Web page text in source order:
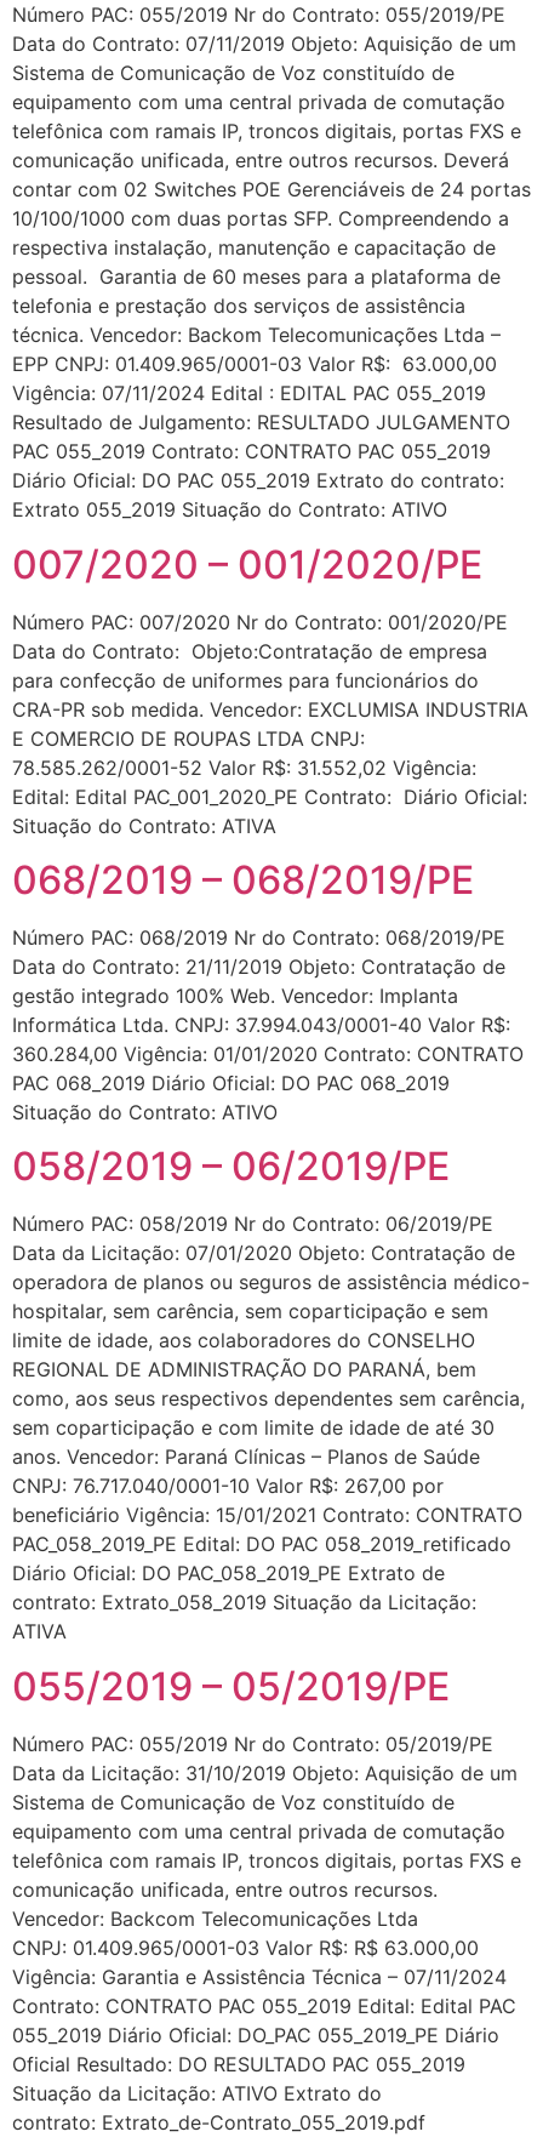
Número PAC: 055/2019 Nr do Contrato: 055/2019/PE
Data do Contrato: 07/11/2019 Objeto: Aquisição de um
Sistema de Comunicação de Voz constituído de
equipamento com uma central privada de comutação
telefônica com ramais IP, troncos digitais, portas FXS e
comunicação unificada, entre outros recursos. Deverá
contar com 02 Switches POE Gerenciáveis de 24 portas
10/100/1000 com duas portas SFP. Compreendendo a
respectiva instalação, manutenção e capacitação de
pessoal. Garantia de 60 meses para a plataforma de
telefonia e prestação dos serviços de assistência
técnica. Vencedor: Backom Telecomunicações Ltda –
EPP CNPJ: 01.409.965/0001-03 Valor R$: 63.000,00
Vigência: 07/11/2024 Edital : EDITAL PAC 055_2019
Resultado de Julgamento: RESULTADO JULGAMENTO
PAC 055_2019 Contrato: CONTRATO PAC 055_2019
Diário Oficial: DO PAC 055_2019 Extrato do contrato:
Extrato 055_2019 Situação do Contrato: ATIVO
007/2020 – 001/2020/PE
Número PAC: 007/2020 Nr do Contrato: 001/2020/PE
Data do Contrato: Objeto:Contratação de empresa
para confecção de uniformes para funcionários do
CRA-PR sob medida. Vencedor: EXCLUMISA INDUSTRIA
E COMERCIO DE ROUPAS LTDA CNPJ:
78.585.262/0001-52 Valor R$: 31.552,02 Vigência:
Edital: Edital PAC_001_2020_PE Contrato: Diário Oficial:
Situação do Contrato: ATIVA
068/2019 – 068/2019/PE
Número PAC: 068/2019 Nr do Contrato: 068/2019/PE
Data do Contrato: 21/11/2019 Objeto: Contratação de
gestão integrado 100% Web. Vencedor: Implanta
Informática Ltda. CNPJ: 37.994.043/0001-40 Valor R$:
360.284,00 Vigência: 01/01/2020 Contrato: CONTRATO
PAC 068_2019 Diário Oficial: DO PAC 068_2019
Situação do Contrato: ATIVO
058/2019 – 06/2019/PE
Número PAC: 058/2019 Nr do Contrato: 06/2019/PE
Data da Licitação: 07/01/2020 Objeto: Contratação de
operadora de planos ou seguros de assistência médico-
hospitalar, sem carência, sem coparticipação e sem
limite de idade, aos colaboradores do CONSELHO
REGIONAL DE ADMINISTRAÇÃO DO PARANÁ, bem
como, aos seus respectivos dependentes sem carência,
sem coparticipação e com limite de idade de até 30
anos. Vencedor: Paraná Clínicas – Planos de Saúde
CNPJ: 76.717.040/0001-10 Valor R$: 267,00 por
beneficiário Vigência: 15/01/2021 Contrato: CONTRATO
PAC_058_2019_PE Edital: DO PAC 058_2019_retificado
Diário Oficial: DO PAC_058_2019_PE Extrato de
contrato: Extrato_058_2019 Situação da Licitação:
ATIVA
055/2019 – 05/2019/PE
Número PAC: 055/2019 Nr do Contrato: 05/2019/PE
Data da Licitação: 31/10/2019 Objeto: Aquisição de um
Sistema de Comunicação de Voz constituído de
equipamento com uma central privada de comutação
telefônica com ramais IP, troncos digitais, portas FXS e
comunicação unificada, entre outros recursos.
Vencedor: Backcom Telecomunicações Ltda
CNPJ: 01.409.965/0001-03 Valor R$: R$ 63.000,00
Vigência: Garantia e Assistência Técnica – 07/11/2024
Contrato: CONTRATO PAC 055_2019 Edital: Edital PAC
055_2019 Diário Oficial: DO_PAC 055_2019_PE Diário
Oficial Resultado: DO RESULTADO PAC 055_2019
Situação da Licitação: ATIVO Extrato do
contrato: Extrato_de-Contrato_055_2019.pdf